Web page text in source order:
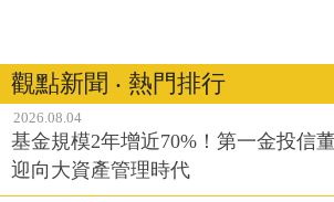
觀點新聞 ‧ 熱門排行
2026.08.04
基金規模2年增近70%！第一金投信
迎向大資產管理時代